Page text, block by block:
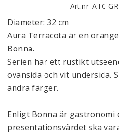
Art.nr: ATC
Diameter: 32 cm
Aura Terracota är en
Bonna.
Serien har ett rustikt
ovansida och vit undersida.
andra färger.
Enligt Bonna är gastronomi
presentationsvärdet ska